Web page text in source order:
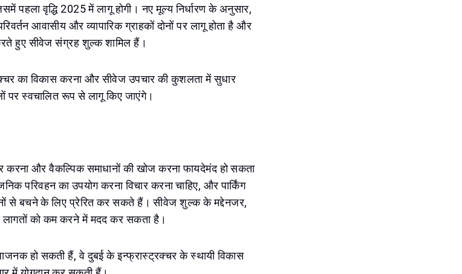
पहला वृद्धि 2025 में लागू होगी। नए मूल्य निर्धारण के अनुसार,
आवासीय और व्यापारिक ग्राहकों दोनों पर लागू होता है और
करते हुए सीवेज संग्रह शुल्क शामिल हैं।
का विकास करना और सीवेज उपचार की कुशलता में सुधार
पर स्वचालित रूप से लागू किए जाएंगे।
करना और वैकल्पिक समाधानों की खोज करना फायदेमंद हो सकता
परिवहन का उपयोग करना विचार करना चाहिए, और पार्किंग
से बचने के लिए प्रेरित कर सकते हैं। सीवेज शुल्क के मद्देनजर,
लागतों को कम करने में मदद कर सकता है।
हो सकती हैं, वे दुबई के इन्फ्रास्ट्रक्चर के स्थायी विकास